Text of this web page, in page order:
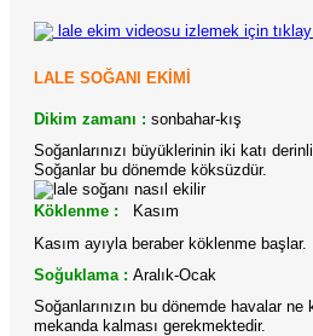
lale ekim videosu izlemek için
LALE SOĞANI EKİMİ
Dikim zamanı : sonbahar-kış
Soğanlarınızı büyüklerinin iki katı
Soğanlar bu dönemde köksüzdür.
Köklenme : Kasım
Kasım ayıyla beraber köklenme başlar.
Soğuklama : Aralık-Ocak
Soğanlarınızın bu dönemde havalar
mekanda kalması gerekmektedir.